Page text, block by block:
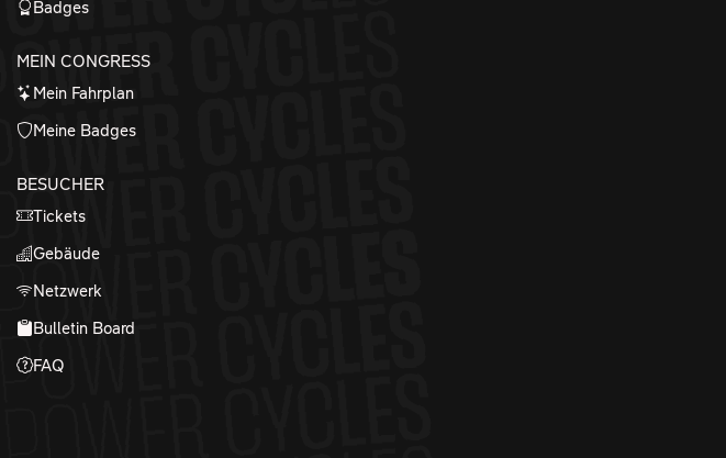
Badges
MEIN CONGRESS
Mein Fahrplan
Meine Badges
BESUCHER
Tickets
Gebäude
Netzwerk
Bulletin Board
FAQ